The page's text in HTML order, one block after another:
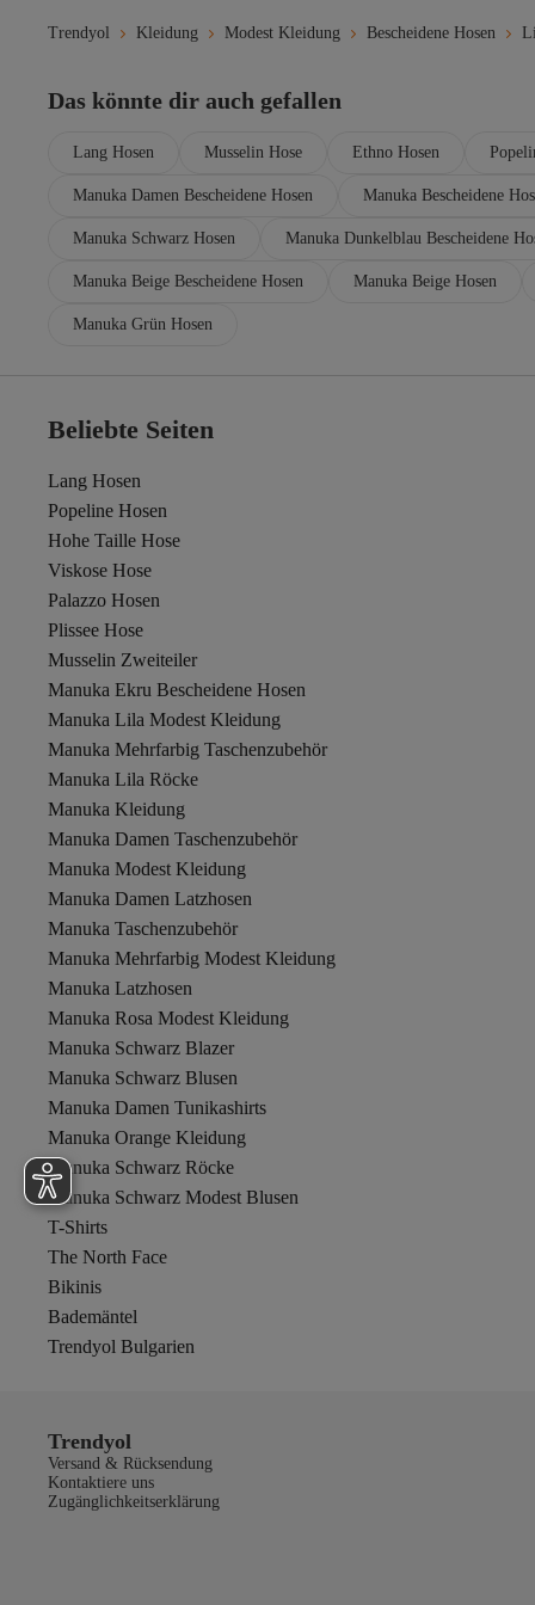
Trendyol Kleidung Modest Kleidung Bescheidene Hosen
Das könnte dir auch gefallen
Lang Hosen Musselin Hose Ethno Hosen
Manuka Damen Bescheidene Hosen Manuka Bescheidene
Manuka Schwarz Hosen Manuka Dunkelblau Bescheidene
Manuka Beige Bescheidene Hosen Manuka Beige Hosen
Manuka Grün Hosen
Beliebte Seiten
Lang Hosen
Popeline Hosen
Hohe Taille Hose
Viskose Hose
Palazzo Hosen
Plissee Hose
Musselin Zweiteiler
Manuka Ekru Bescheidene Hosen
Manuka Lila Modest Kleidung
Manuka Mehrfarbig Taschenzubehör
Manuka Lila Röcke
Manuka Kleidung
Manuka Damen Taschenzubehör
Manuka Modest Kleidung
Manuka Damen Latzhosen
Manuka Taschenzubehör
Manuka Mehrfarbig Modest Kleidung
Manuka Latzhosen
Manuka Rosa Modest Kleidung
Manuka Schwarz Blazer
Manuka Schwarz Blusen
Manuka Damen Tunikashirts
Manuka Orange Kleidung
Manuka Schwarz Röcke
Manuka Schwarz Modest Blusen
T-Shirts
The North Face
Bikinis
Bademäntel
Trendyol Bulgarien
Trendyol
Versand & Rücksendung
Kontaktiere uns
Zugänglichkeitserklärung